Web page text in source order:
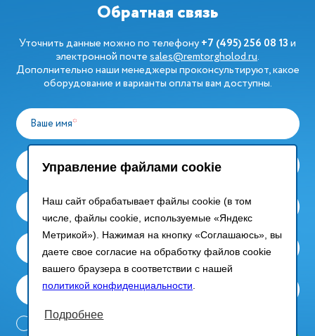
Управление файлами cookie
Наш сайт обрабатывает файлы cookie (в том
числе, файлы cookie, используемые «Яндекс
Метрикой»). Нажимая на кнопку «Соглашаюсь», вы
даете свое согласие на обработку файлов cookie
вашего браузера в соответствии с нашей
политикой конфиденциальности.
Подробнее
Обратная связь
Уточнить данные можно по телефону+7 (495) 256 08 13и
электронной почтеsales@remtorgholod.ru.
Дополнительно наши менеджеры проконсультируют, какое
оборудование и варианты оплаты вам доступны.
Ваше имя*
Компания*
Ваш email*
Контактный телефон
Сообщение
Согласие на обработку